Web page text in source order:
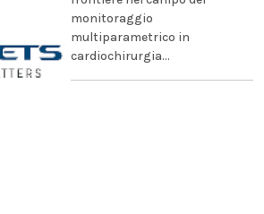
monitoraggio
multiparametrico in
cardiochirurgia...